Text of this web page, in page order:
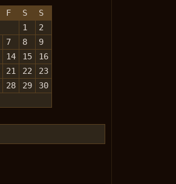
F S
S
1
2
7 8
9
14 15
16
21 22
23
28 29
30